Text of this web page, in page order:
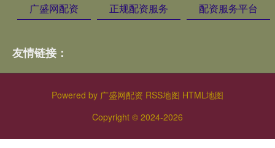
广盛网配资 正规配资服务 配资服务平台
友情链接：
Powered by 广盛网配资 RSS地图 HTML地图
Copyright © 2024-2026